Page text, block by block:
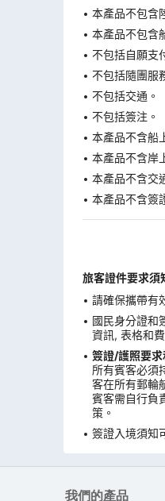
本產品不包含
本產品不包含
不包括自願支
不包括隨團服
不包括交通。
不包括簽注。
本產品不含船
本產品不含岸
本產品不含交
本產品不含簽
旅客證件要求須
請確保攜帶有
國民身分證和
資訊, 表格和
簽證/護照要
所有賓客必須
客在所有郵輪
賓客需自行負
策。
簽證入境須知
我們的產品